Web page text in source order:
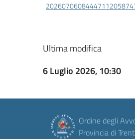
Ultima modifica
6 Luglio 2026, 10:30
Ordine degli
Provincia di